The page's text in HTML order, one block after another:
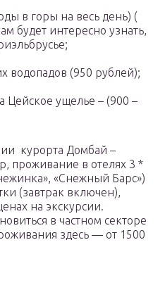
в горы на весь день) (
будет интересно узнать,
водопадов (950 рублей);
Цейское ущелье – (900 –
курорта Домбай –
проживание в отелях 3 *
«Снежный Барс»)
(завтрак включен),
на экскурсии.
в частном секторе
здесь — от 1500